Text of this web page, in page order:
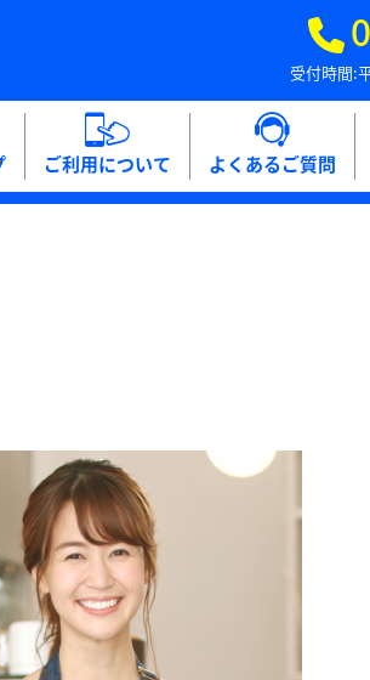
受付時間:
ご利用について よくあるご質問